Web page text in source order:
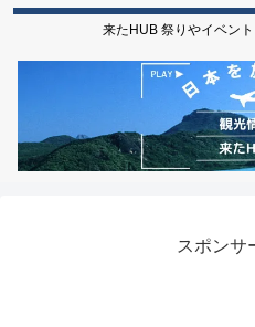
来たHUB 祭りやイベン
スポンサ